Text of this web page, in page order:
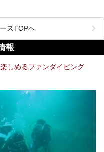
ナと言っても、ドライサウナ、ス
どが存在し、施設によって様々な
ナが楽しめる、島根県内にあるオ
10件まとめてご紹介します。
スTOPへ
報
しめるファンダイビング